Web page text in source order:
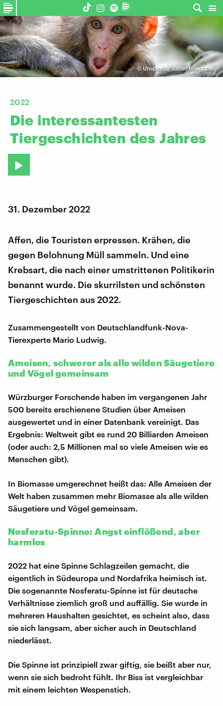
©Unsplash / Jamie Haughton
2022
Die interessantesten
Tiergeschichten des Jahres
31. Dezember 2022
Affen, die Touristen erpressen. Krähen, die
gegen Belohnung Müll sammeln. Und eine
Krebsart, die nach einer umstrittenen Politikerin
benannt wurde. Die skurrilsten und schönsten
Tiergeschichten aus 2022.
Zusammengestellt von Deutschlandfunk-Nova-
Tierexperte Mario Ludwig.
Ameisen, schwerer als alle wilden Säugetiere
und Vögel gemeinsam
Würzburger Forschende haben im vergangenen Jahr
500 bereits erschienene Studien über Ameisen
ausgewertet und in einer Datenbank vereinigt. Das
Ergebnis: Weltweit gibt es rund 20 Billiarden Ameisen
(oder auch: 2,5 Millionen mal so viele Ameisen wie es
Menschen gibt).
In Biomasse umgerechnet heißt das: Alle Ameisen der
Welt haben zusammen mehr Biomasse als alle wilden
Säugetiere und Vögel gemeinsam.
Nosferatu-Spinne: Angst einflößend, aber
harmlos
2022 hat eine Spinne Schlagzeilen gemacht, die
eigentlich in Südeuropa und Nordafrika heimisch ist.
Die sogenannte Nosferatu-Spinne ist für deutsche
Verhältnisse ziemlich groß und auffällig. Sie wurde in
mehreren Haushalten gesichtet, es scheint also, dass
sie sich langsam, aber sicher auch in Deutschland
niederlässt.
Die Spinne ist prinzipiell zwar giftig, sie beißt aber nur,
wenn sie sich bedroht fühlt. Ihr Biss ist vergleichbar
mit einem leichten Wespenstich.